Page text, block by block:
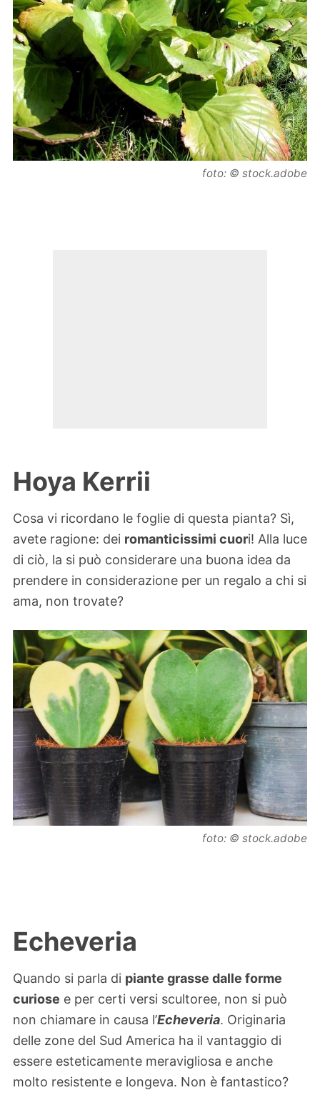
foto: © stock.adobe
Hoya Kerrii
Cosa vi ricordano le foglie di questa pianta? Sì,
avete ragione: dei romanticissimi cuori! Alla luce
di ciò, la si può considerare una buona idea da
prendere in considerazione per un regalo a chi si
ama, non trovate?
foto: © stock.adobe
Echeveria
Quando si parla di piante grasse dalle forme
curiose e per certi versi scultoree, non si può
non chiamare in causa l’Echeveria. Originaria
delle zone del Sud America ha il vantaggio di
essere esteticamente meravigliosa e anche
molto resistente e longeva. Non è fantastico?